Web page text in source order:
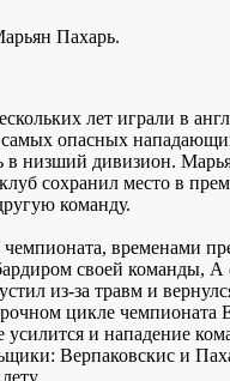
Пахарь.
лет играли в
опасных
низший дивизион.
сохранил место в
команду.
чемпионата, временами
своей команды, А
из-за травм и
цикле чемпионата
и нападение
Верпаковскис и